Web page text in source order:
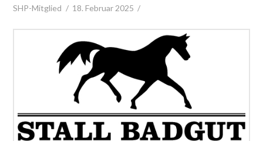
SHP-Mitglied 18. Februar 2025